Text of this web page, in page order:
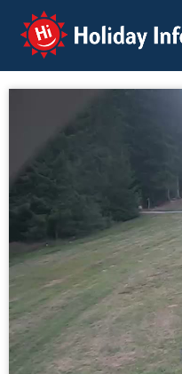
Holiday Info